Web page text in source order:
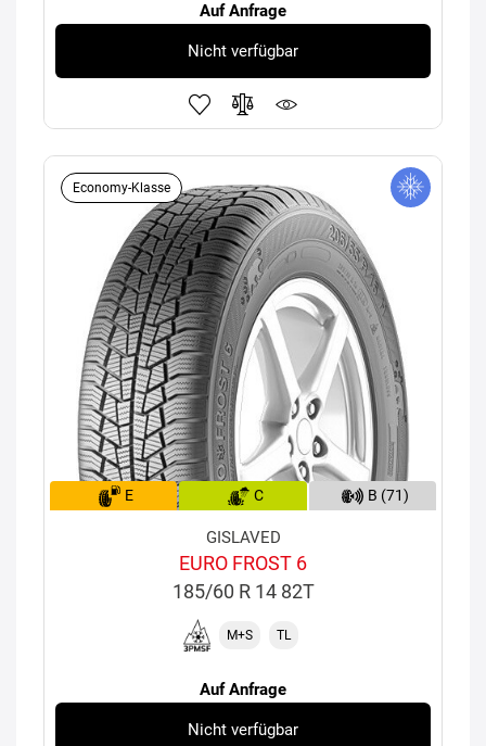
Auf Anfrage
Nicht verfügbar
Economy-Klasse
E C B (71)
GISLAVED
EURO FROST 6
185/60 R 14 82T
M+S TL
Auf Anfrage
Nicht verfügbar